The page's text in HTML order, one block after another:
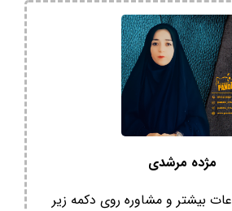
مژده مرشدی
بیشتر و مشاوره روی دکمه زیر